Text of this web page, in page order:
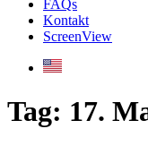
FAQs
Kontakt
ScreenView
Tag: 17.